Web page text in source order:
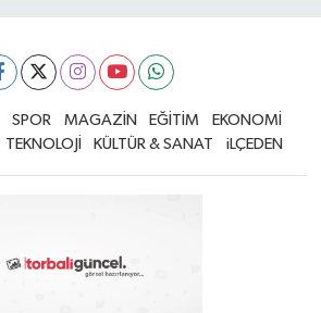
SPOR MAGAZİN EĞİTİM
EKONOMİ
TEKNOLOJİ KÜLTÜR & SANAT iLÇEDEN